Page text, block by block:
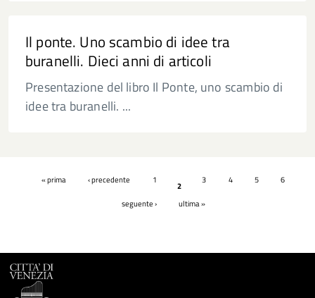
Il ponte. Uno scambio di idee tra
buranelli. Dieci anni di articoli
Presentazione del libro Il Ponte, uno scambio di
idee tra buranelli. ...
« prima ‹ precedente 1
2
3 4 5 6
seguente › ultima »